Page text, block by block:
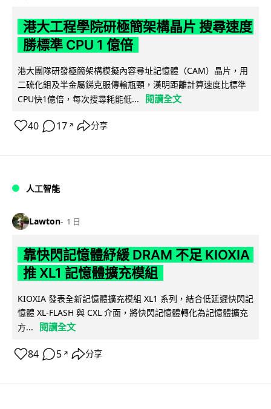
港大工程學院研極簡架構晶片 搜尋速度
勝標準 CPU 1 億倍
港大團隊研發極簡架構模擬內容尋址記憶體（CAM）晶片，用
二硫化鉬及半金屬銻克服傳輸瓶頸，漢明距離計算速度比標準
CPU快1億倍，每次搜尋耗能低...
閱讀全文
40 17 ↗ 分享
人工智能
Lawton 1 日
靠快閃記憶體紓緩 DRAM 不足 KIOXIA
推 XL1 記憶體擴充模組
KIOXIA 發表全新記憶體擴充模組 XL1 系列，結合低延遲快閃記
憶體 XL-FLASH 與 CXL 介面，將快閃記憶體轉化為記憶體擴充
方...
閱讀全文
84 5 ↗ 分享